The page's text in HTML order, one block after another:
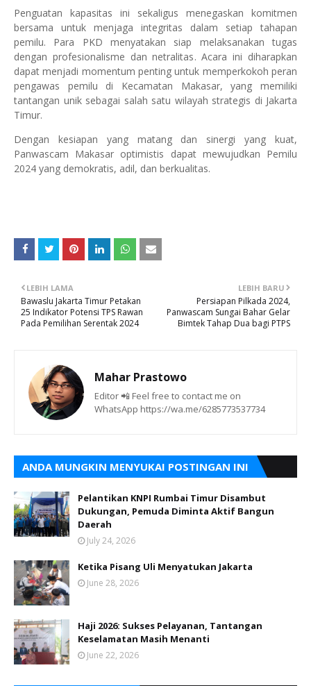
Penguatan kapasitas ini sekaligus menegaskan komitmen
bersama untuk menjaga integritas dalam setiap tahapan
pemilu. Para PKD menyatakan siap melaksanakan tugas
dengan profesionalisme dan netralitas. Acara ini diharapkan
dapat menjadi momentum penting untuk memperkokoh peran
pengawas pemilu di Kecamatan Makasar, yang memiliki
tantangan unik sebagai salah satu wilayah strategis di Jakarta
Timur.
Dengan kesiapan yang matang dan sinergi yang kuat,
Panwascam Makasar optimistis dapat mewujudkan Pemilu
2024 yang demokratis, adil, dan berkualitas.
LEBIH BARU
Persiapan Pilkada 2024,
Panwascam Sungai Bahar Gelar
Bimtek Tahap Dua bagi PTPS
LEBIH LAMA
Bawaslu Jakarta Timur Petakan
25 Indikator Potensi TPS Rawan
Pada Pemilihan Serentak 2024
Mahar Prastowo
Editor 📲 Feel free to contact me on
WhatsApp https://wa.me/6285773537734
ANDA MUNGKIN MENYUKAI POSTINGAN INI
Pelantikan KNPI Rumbai Timur Disambut
Dukungan, Pemuda Diminta Aktif Bangun
Daerah
July 24, 2026
Ketika Pisang Uli Menyatukan Jakarta
June 28, 2026
Haji 2026: Sukses Pelayanan, Tantangan
Keselamatan Masih Menanti
June 22, 2026